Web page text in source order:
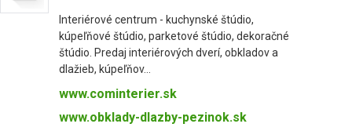
Interiérové centrum - kuchynské štúdio,
kúpeľňové štúdio, parketové štúdio, dekoračné
štúdio. Predaj interiérových dverí, obkladov a
dlažieb, kúpeľňov...
www.cominterier.sk
www.obklady-dlazby-pezinok.sk